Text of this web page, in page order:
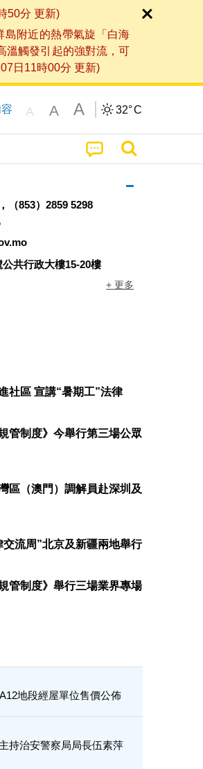
50分 更新)
島附近的熱帶氣旋「白海
溫觸發引起的強對流，可
日11時00分 更新)
A A A 32°C
（853）2859 5298
共行政大樓15-20樓
+ 更多
社區 宣講“暑期工”法律
管制度》今舉行第三場公眾
區（澳門）調解員赴深圳及
流周”北京及新疆兩地舉行
管制度》舉行三場業界專場
地段經屋單位售價公佈
持治安警察局局長伍素萍